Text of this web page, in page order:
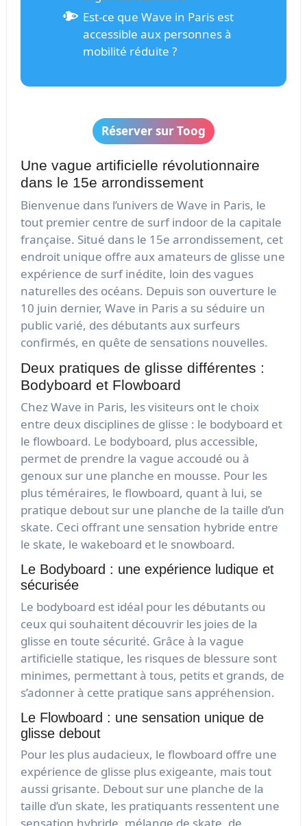
Est-ce que Wave in Paris est
accessible aux personnes à
mobilité réduite ?
Réserver sur Toog
Une vague artificielle révolutionnaire
dans le 15e arrondissement
Bienvenue dans l’univers de Wave in Paris, le
tout premier centre de surf indoor de la capitale
française. Situé dans le 15e arrondissement, cet
endroit unique offre aux amateurs de glisse une
expérience de surf inédite, loin des vagues
naturelles des océans. Depuis son ouverture le
10 juin dernier, Wave in Paris a su séduire un
public varié, des débutants aux surfeurs
confirmés, en quête de sensations nouvelles.
Deux pratiques de glisse différentes :
Bodyboard et Flowboard
Chez Wave in Paris, les visiteurs ont le choix
entre deux disciplines de glisse : le bodyboard et
le flowboard. Le bodyboard, plus accessible,
permet de prendre la vague accoudé ou à
genoux sur une planche en mousse. Pour les
plus téméraires, le flowboard, quant à lui, se
pratique debout sur une planche de la taille d’un
skate. Ceci offrant une sensation hybride entre
le skate, le wakeboard et le snowboard.
Le Bodyboard : une expérience ludique et
sécurisée
Le bodyboard est idéal pour les débutants ou
ceux qui souhaitent découvrir les joies de la
glisse en toute sécurité. Grâce à la vague
artificielle statique, les risques de blessure sont
minimes, permettant à tous, petits et grands, de
s’adonner à cette pratique sans appréhension.
Le Flowboard : une sensation unique de
glisse debout
Pour les plus audacieux, le flowboard offre une
expérience de glisse plus exigeante, mais tout
aussi grisante. Debout sur une planche de la
taille d’un skate, les pratiquants ressentent une